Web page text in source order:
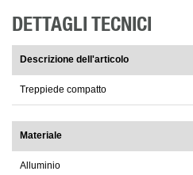
DETTAGLI TECNICI
Descrizione dell'articolo
Treppiede compatto
Materiale
Alluminio